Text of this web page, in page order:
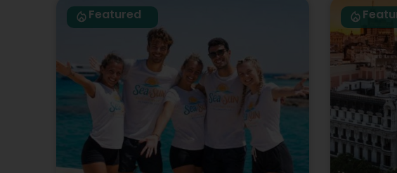
Featured